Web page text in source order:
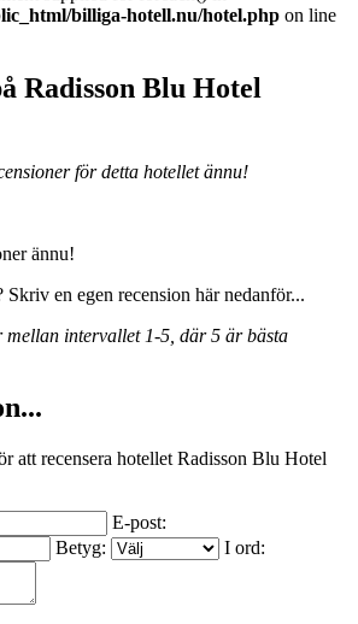
billiga-hotell.nu/hotel.php on line
Radisson Blu Hotel
för detta hotellet ännu!
ännu!
en egen recension här nedanför...
mellan intervallet 1-5, där 5 är bästa
att recensera hotellet Radisson Blu Hotel
E-post:
Betyg:
I ord: